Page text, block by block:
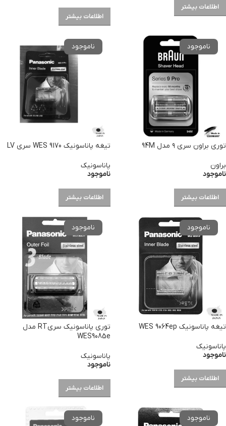
اطلاعات بیشتر
اطلاعات بیشتر
توری براون سری ۹ مدل 94M
براون
ناموجود
اطلاعات بیشتر
تیغه پاناسونیک WES 9170 سری LV
پاناسونیک
ناموجود
اطلاعات بیشتر
تیغه پاناسونیک WES 9064ep
پاناسونیک
ناموجود
اطلاعات بیشتر
توری پاناسونیک سریRT مدل
WES9085e
پاناسونیک
ناموجود
اطلاعات بیشتر